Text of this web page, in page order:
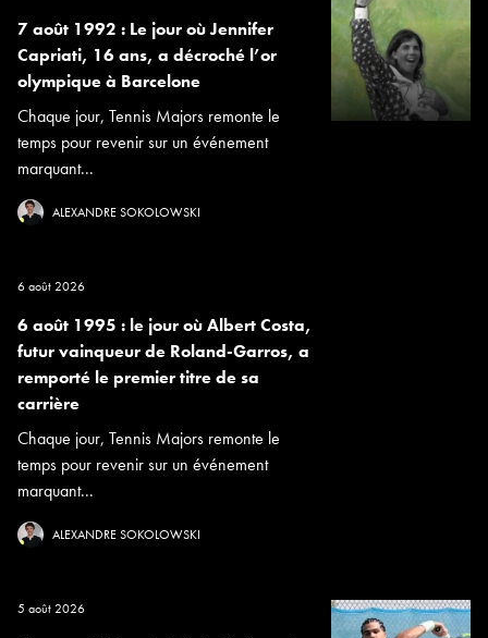
7 août 1992 : Le jour où Jennifer
Capriati, 16 ans, a décroché l’or
olympique à Barcelone
Chaque jour, Tennis Majors remonte le
temps pour revenir sur un événement
marquant...
ALEXANDRE SOKOLOWSKI
6 août 2026
6 août 1995 : le jour où Albert Costa,
futur vainqueur de Roland-Garros, a
remporté le premier titre de sa
carrière
Chaque jour, Tennis Majors remonte le
temps pour revenir sur un événement
marquant...
ALEXANDRE SOKOLOWSKI
5 août 2026